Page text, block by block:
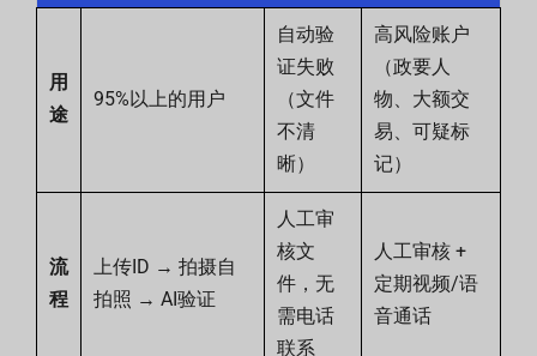
用
途
95%以上的用户
自动验
证失败
（文件
不清
晰）
高风险账户
（政要人
物、大额交
易、可疑标
记）
流
程
上传ID → 拍摄自
拍照 → AI验证
人工审
核文
件，无
需电话
联系
人工审核 +
定期视频/语
音通话